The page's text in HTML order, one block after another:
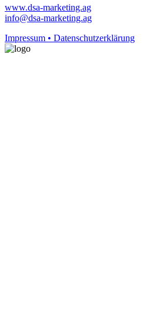
www.dsa-marketing.ag
info@dsa-marketing.ag
Impressum • Datenschutzerklärung